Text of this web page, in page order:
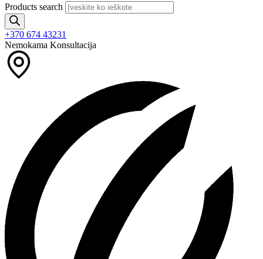
Products search
+370 674 43231
Nemokama Konsultacija